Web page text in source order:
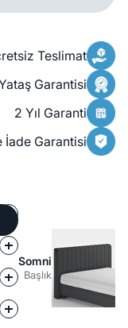
Teslimat
Garantisi
2 Yıl Garanti
İade Garantisi
Somni
Başlık